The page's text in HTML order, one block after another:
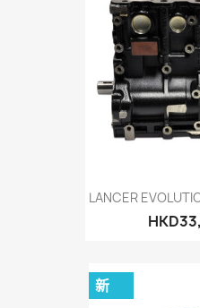
LANCER
新